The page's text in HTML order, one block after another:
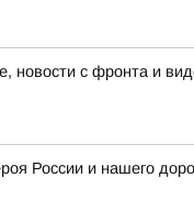
новости с фронта и
России и нашего